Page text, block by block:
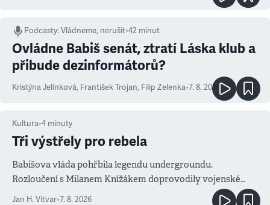
Podcasty:Vládneme, nerušit•42 minut
Ovládne Babiš senát, ztratí Láska klub a
přibude dezinformátorů?
Kristýna Jelínková, František Trojan, Filip Zelenka•7. 8. 2026
Kultura•4 minuty
Tři výstřely pro rebela
Babišova vláda pohřbila legendu undergroundu.
Rozloučení s Milanem Knížákem doprovodily vojenské
salvy i kritika pokrokářů
Jan H. Vitvar•7. 8. 2026